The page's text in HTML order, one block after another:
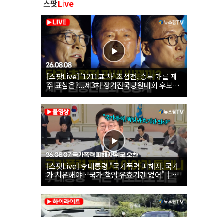
스팟Live
[스팟Live] ‘1211표 차’ 초접전, 승부 가를 제
주 표심은?...제3차 정기전국당원대회 후보자
제주 합동연설회 생중계 | 26.08.08
[스팟Live] 李대통령 "국가폭력 피해자, 국가
가 치유해야…국가 책임 유효기간 없어"｜
26.08.07 국가폭력 피해자 위로 오찬